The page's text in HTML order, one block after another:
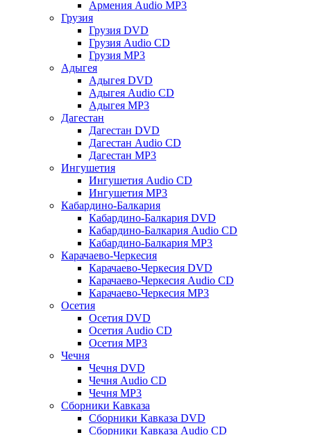
Армения Audio MP3
Грузия
Грузия DVD
Грузия Audio CD
Грузия MP3
Адыгея
Адыгея DVD
Адыгея Audio CD
Адыгея MP3
Дагестан
Дагестан DVD
Дагестан Audio CD
Дагестан MP3
Ингушетия
Ингушетия Audio CD
Ингушетия MP3
Кабардино-Балкария
Кабардино-Балкария DVD
Кабардино-Балкария Audio CD
Кабардино-Балкария MP3
Карачаево-Черкесия
Карачаево-Черкесия DVD
Карачаево-Черкесия Audio CD
Карачаево-Черкесия MP3
Осетия
Осетия DVD
Осетия Audio CD
Осетия MP3
Чечня
Чечня DVD
Чечня Audio CD
Чечня MP3
Сборники Кавказа
Сборники Кавказа DVD
Сборники Кавказа Audio CD